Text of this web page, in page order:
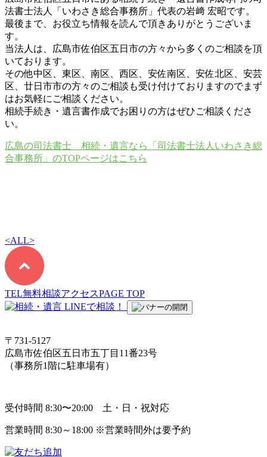
法書士法人「いわさき総合事務所」代表の岩﨑 宏昭です。
最後まで、お役立ち情報を読んで頂きありがとうございま
す。
当法人は、広島市佐伯区五日市の方々から多くのご相談を頂
いております。
その他中区、東区、南区、西区、安佐南区、安佐北区、安芸
区、廿日市市の方々のご相談も受け付けておりますのでまず
はお気軽にご相談ください。
相続手続き・遺言書作成でお困りの方はぜひご相談くださ
い。
広島の司法書士 相続・遺言なら「司法書士法人いわさき総
合事務所」のTOPページはこちら
<ALL>
TEL無料相談アクセスPAGE TOP
〒731-5127
広島市佐伯区五日市五丁目11番23号
（事務所1階に駐車場有）
受付時間 8:30〜20:00 土・日・祝対応
営業時間 8:30～18:00 ※営業時間外は要予約